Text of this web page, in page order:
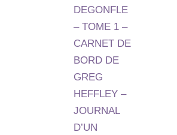
DEGONFLE
– TOME 1 –
CARNET DE
BORD DE
GREG
HEFFLEY –
JOURNAL
D’UN